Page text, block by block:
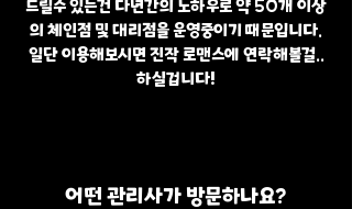
드릴수 있는건 다년간의 노하우로 약 50개 이상
의 체인점 및 대리점을 운영중이기 때문입니다.
일단 이용해보시면 진작 로맨스에 연락해볼걸..
하실겁니다!
어떤 관리사가 방문하나요?